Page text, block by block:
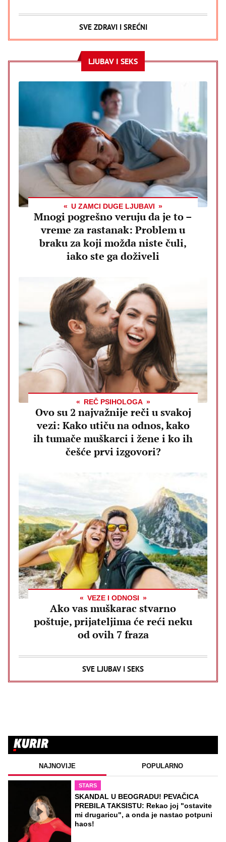
SVE ZDRAVI I SREĆNI
LJUBAV I SEKS
U ZAMCI DUGE LJUBAVI
Mnogi pogrešno veruju da je to –
vreme za rastanak: Problem u
braku za koji možda niste čuli,
iako ste ga doživeli
REČ PSIHOLOGA
Ovo su 2 najvažnije reči u svakoj
vezi: Kako utiču na odnos, kako
ih tumače muškarci i žene i ko ih
češće prvi izgovori?
VEZE I ODNOSI
Ako vas muškarac stvarno
poštuje, prijateljima će reći neku
od ovih 7 fraza
SVE LJUBAV I SEKS
NAJNOVIJE POPULARNO
STARS
SKANDAL U BEOGRADU! PEVAČICA
PREBILA TAKSISTU: Rekao joj "ostavite
mi drugaricu", a onda je nastao potpuni
haos!